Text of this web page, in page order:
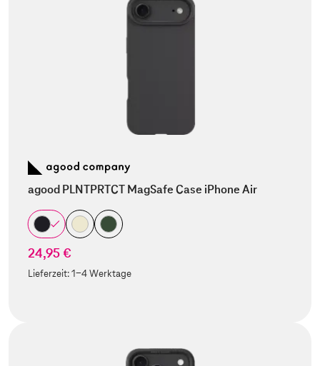
agood PLNTPRTCT MagSafe Case iPhone Air
24,95 €
Lieferzeit:1-4 Werktage